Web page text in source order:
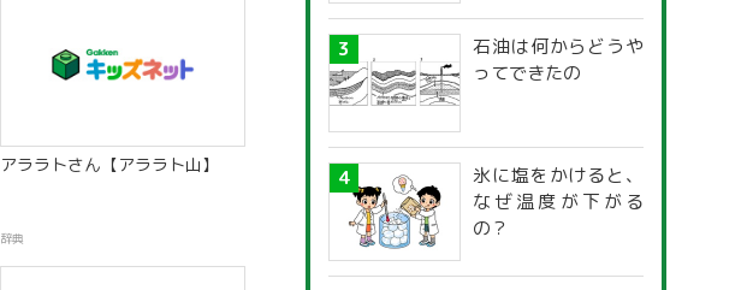
アララトさん【アララト山】
辞典
石油は何からどうや
ってできたの
氷に塩をかけると、
なぜ温度が下がる
の？